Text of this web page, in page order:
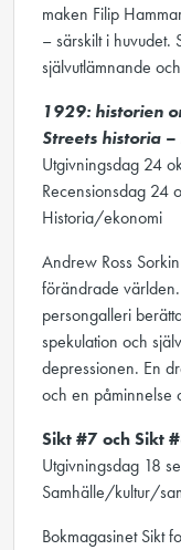
maken Filip
– särskilt i huvudet.
självutlämnande
1929: historien
Streets historia –
Utgivningsdag 24
Recensionsdag 24
Historia/ekonomi
Andrew Ross
förändrade
persongalleri
spekulation och
depressionen. En
och en påminnelse
Sikt #7 och Sikt
Utgivningsdag 18
Samhälle/kultur/
Bokmagasinet Sikt